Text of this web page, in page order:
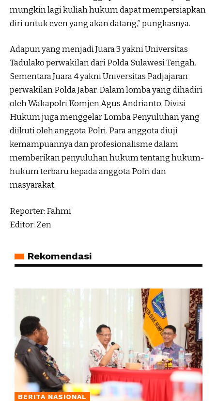
mungkin lagi kuliah hukum dapat mempersiapkan
diri untuk even yang akan datang,” pungkasnya.
Adapun yang menjadi Juara 3 yakni Universitas
Tadulako perwakilan dari Polda Sulawesi Tengah.
Sementara Juara 4 yakni Universitas Padjajaran
perwakilan Polda Jabar. Dalam lomba yang dihadiri
oleh Wakapolri Komjen Agus Andrianto, Divisi
Hukum juga menggelar Lomba Penyuluhan yang
diikuti oleh anggota Polri. Para anggota diuji
kemampuannya dan profesionalisme dalam
memberikan penyuluhan hukum tentang hukum-
hukum terbaru kepada anggota Polri dan
masyarakat.
Reporter: Fahmi
Editor: Zen
Rekomendasi
BERITA NASIONAL